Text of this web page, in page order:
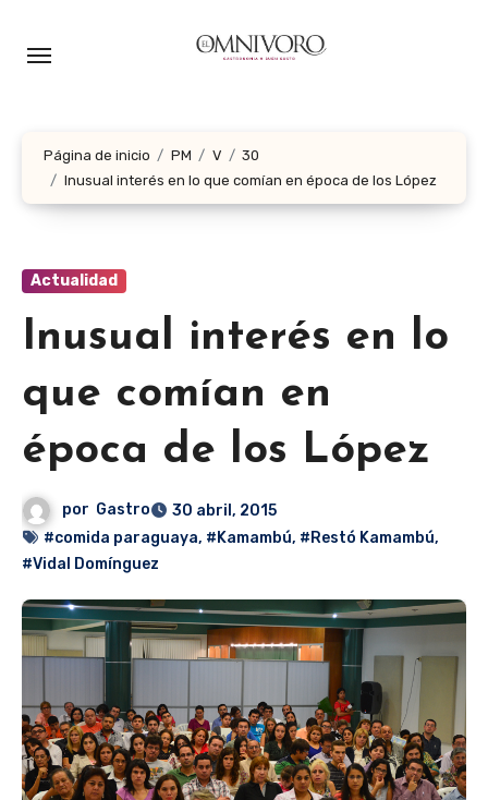
Página de inicio PM V
30
Inusual interés en lo que comían en época de los López
Actualidad
Inusual interés en lo
que comían en
época de los López
por Gastro
30 abril, 2015
#comida paraguaya, #Kamambú, #Restó Kamambú,
#Vidal Domínguez